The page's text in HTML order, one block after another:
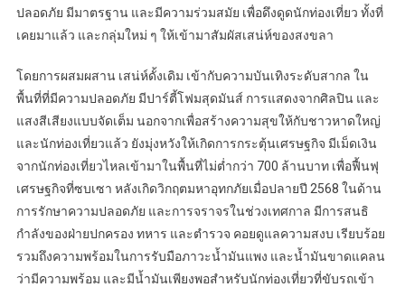
ปลอดภัย มีมาตรฐาน และมีความร่วมสมัย เพื่อดึงดูดนักท่องเที่ยว ทั้งที่
เคยมาแล้ว และกลุ่มใหม่ ๆ ให้เข้ามาสัมผัสเสน่ห์ของสงขลา
โดยการผสมผสาน เสน่ห์ดั้งเดิม เข้ากับความบันเทิงระดับสากล ใน
พื้นที่ที่มีความปลอดภัย มีปาร์ตี้โฟมสุดมันส์ การแสดงจากศิลปิน และ
แสงสีเสียงแบบจัดเต็ม นอกจากเพื่อสร้างความสุขให้กับชาวหาดใหญ่
และนักท่องเที่ยวแล้ว ยังมุ่งหวังให้เกิดการกระตุ้นเศรษฐกิจ มีเม็ดเงิน
จากนักท่องเที่ยวไหลเข้ามาในพื้นที่ไม่ต่ำกว่า 700 ล้านบาท เพื่อฟื้นฟุ
เศรษฐกิจที่ซบเซา หลังเกิดวิกฤตมหาอุทกภัยเมื่อปลายปี 2568 ในด้าน
การรักษาความปลอดภัย และการจราจรในช่วงเทศกาล มีการสนธิ
กำลังของฝ่ายปกครอง ทหาร และตำรวจ คอยดูแลความสงบ เรียบร้อย
รวมถึงความพร้อมในการรับมือภาวะน้ำมันแพง และน้ำมันขาดแคลน
ว่ามีความพร้อม และมีน้ำมันเพียงพอสำหรับนักท่องเที่ยวที่ขับรถเข้า